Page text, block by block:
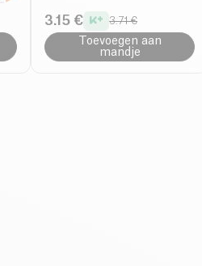
3.15 € 3.71 €
Toevoegen aan
mandje